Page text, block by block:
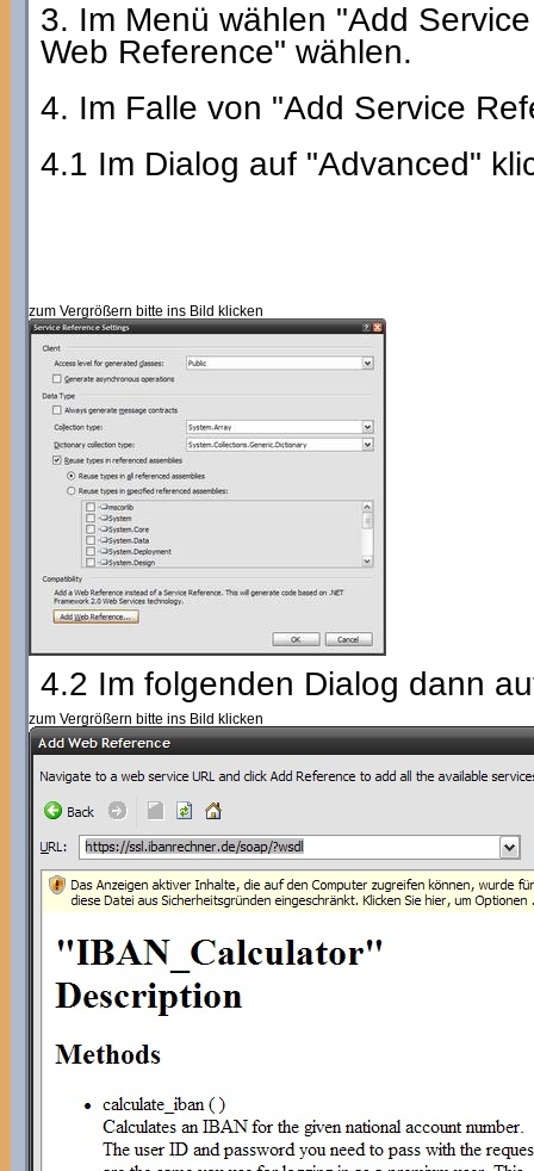
3. Im Menü wählen "Add
Web Reference" wählen.
4. Im Falle von "Add Service
4.1 Im Dialog auf "Advanced"
zum Vergrößern bitte ins Bild klicken
4.2 Im folgenden Dialog dann
zum Vergrößern bitte ins Bild klicken